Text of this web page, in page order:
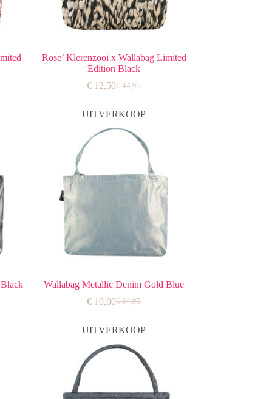
Rose’ Klerenzooi x Wallabag Limited
Edition Black
€44,95
Oorspronkelijke
was:
€ 12,50Huidige
is:
UITVERKOOP
Wallabag Metallic Denim Gold Blue
€34,95
Oorspronkelijke
was:
€ 10,00Huidige
is:
UITVERKOOP